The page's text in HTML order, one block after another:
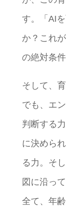
す。「AI
か？これ
の絶対条件
そして、
でも、エ
判断する
に決めら
る力。そ
図に沿っ
全て、年